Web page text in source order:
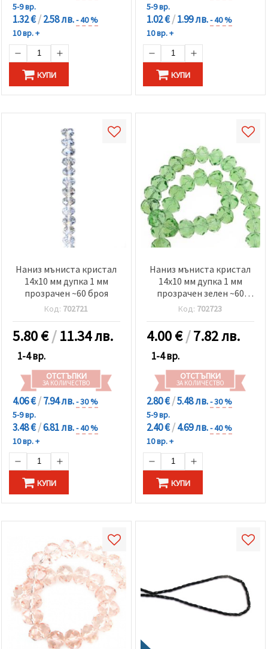
5-9 вр.
1.32 €/2.58 лв.- 40 %
10 вр. +
КУПИ
5-9 вр.
1.02 €/1.99 лв.- 40 %
10 вр. +
КУПИ
Наниз мъниста кристал
14x10 мм дупка 1 мм
прозрачен ~60 броя
Код: 702721
5.80€/11.34 лв.
1-4 вр.
ОТСТЪПКИ
ЗА КОЛИЧЕСТВО
4.06 €/7.94 лв.- 30 %
5-9 вр.
3.48 €/6.81 лв.- 40 %
10 вр. +
КУПИ
Наниз мъниста кристал
14x10 мм дупка 1 мм
прозрачен зелен ~60
броя
Код: 702723
4.00€/7.82 лв.
1-4 вр.
ОТСТЪПКИ
ЗА КОЛИЧЕСТВО
2.80 €/5.48 лв.- 30 %
5-9 вр.
2.40 €/4.69 лв.- 40 %
10 вр. +
КУПИ